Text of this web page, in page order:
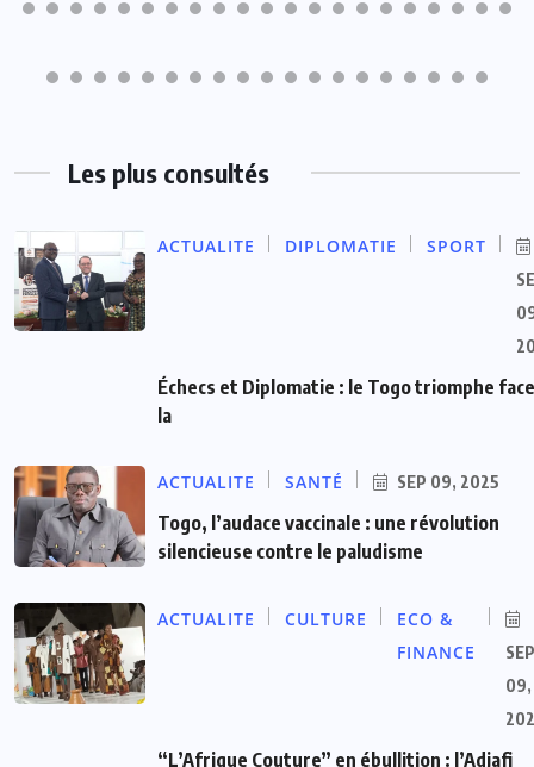
Les plus consultés
ACTUALITE DIPLOMATIE SPORT
Échecs et Diplomatie : le Togo triomphe
la
ACTUALITE SANTÉ SEP 09, 2025
Togo, l’audace vaccinale : une révolution
silencieuse contre le paludisme
ACTUALITE CULTURE
ECO &
FINANCE
SEP
09,
“L’Afrique Couture” en ébullition : l’Adjafi